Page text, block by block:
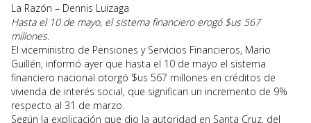
La Razón – Dennis Luizaga
Hasta el 10 de mayo, el sistema financiero erogó $us 567
millones.
El viceministro de Pensiones y Servicios Financieros, Mario
Guillén, informó ayer que hasta el 10 de mayo el sistema
financiero nacional otorgó $us 567 millones en créditos de
vivienda de interés social, que significan un incremento de 9%
respecto al 31 de marzo.
Según la explicación que dio la autoridad en Santa Cruz, del